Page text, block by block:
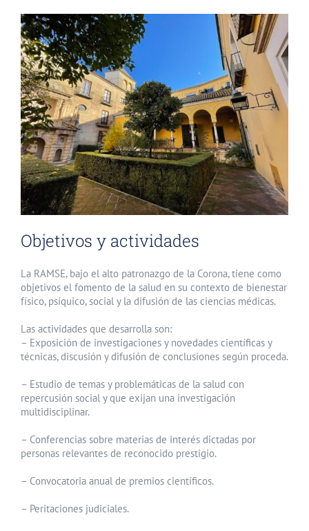
Objetivos y actividades
La RAMSE, bajo el alto patronazgo de la Corona, tiene como
objetivos el fomento de la salud en su contexto de bienestar
físico, psíquico, social y la difusión de las ciencias médicas.
Las actividades que desarrolla son:
– Exposición de investigaciones y novedades científicas y
técnicas, discusión y difusión de conclusiones según proceda.
– Estudio de temas y problemáticas de la salud con
repercusión social y que exijan una investigación
multidisciplinar.
– Conferencias sobre materias de interés dictadas por
personas relevantes de reconocido prestigio.
– Convocatoria anual de premios científicos.
– Peritaciones judiciales.